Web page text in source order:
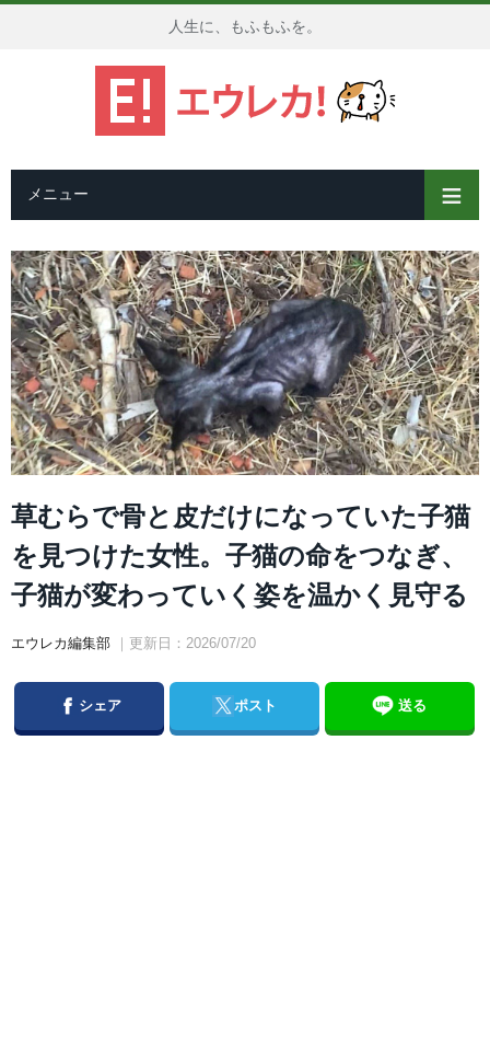
人生に、もふもふを。
メニュー
草むらで骨と皮だけになっていた子猫
を見つけた女性。子猫の命をつなぎ、
子猫が変わっていく姿を温かく見守る
エウレカ編集部 ｜更新日：2026/07/20
Facebook
シェア Twitterポスト 送る